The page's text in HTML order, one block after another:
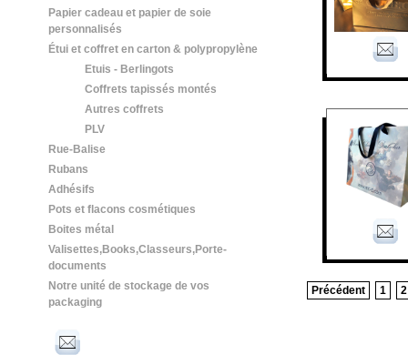
Papier cadeau et papier de soie
personnalisés
Étui et coffret en carton & polypropylène
Etuis - Berlingots
Coffrets tapissés montés
Autres coffrets
PLV
Rue-Balise
Rubans
Adhésifs
Pots et flacons cosmétiques
Boites métal
Valisettes,Books,Classeurs,Porte-
documents
Notre unité de stockage de vos
packaging
Précédent 1 2